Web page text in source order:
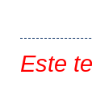
Este